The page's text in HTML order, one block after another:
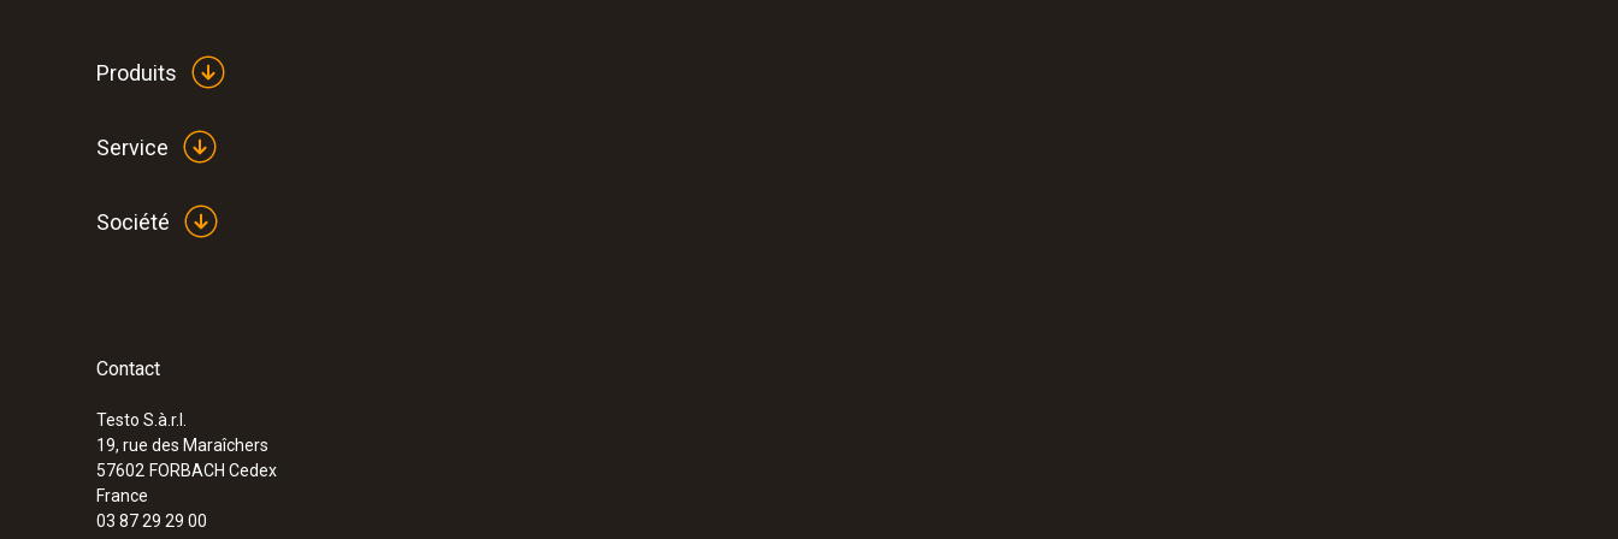
:0563 0885 X1 E1
thermique testo 885 avec sonde d’humidité radio
Produits
Service
Société
Contact
Testo S.à.r.l.
19, rue des Maraîchers
57602 FORBACH Cedex
France
03 87 29 29 00